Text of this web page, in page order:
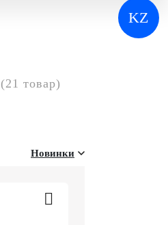
KZ
(21 товар)
Новинки